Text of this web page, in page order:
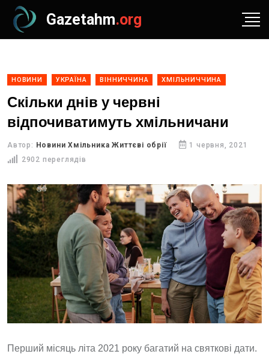
Gazetahm.org
НОВИНИ УКРАЇНА ВІННИЧЧИНА ХМІЛЬНИЧЧИНА
Скільки днів у червні
відпочиватимуть хмільничани
Автор: Новини Хмільника Життєві обрії
1 червня, 2021
2902 переглядів
Перший місяць літа 2021 року багатий на святкові дати.